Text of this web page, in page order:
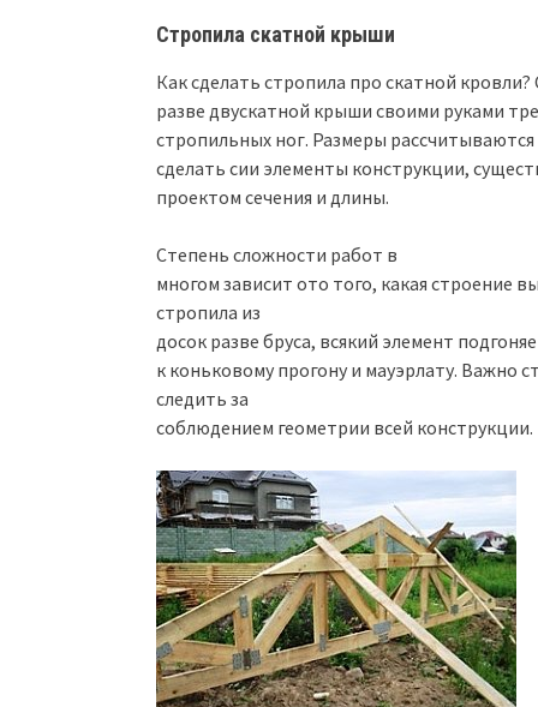
Стропила скатной крыши
Как сделать стропила про скатной
разве двускатной крыши своими руками
стропильных ног. Размеры
сделать сии элементы конструкции,
проектом сечения и длины.
Степень сложности работ в
многом зависит ото того, какая строение
стропила из
досок разве бруса, всякий элемент
к коньковому прогону и мауэрлату. Важно
следить за
соблюдением геометрии всей конструкции.